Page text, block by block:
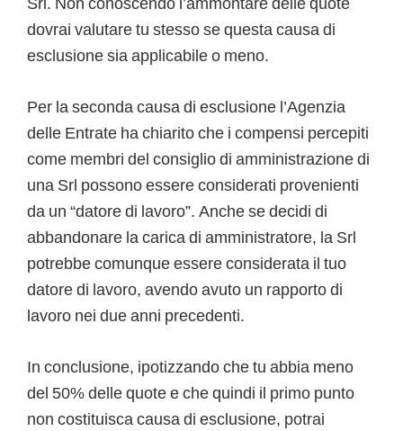
dovrai valutare tu stesso se questa causa di
esclusione sia applicabile o meno.
Per la seconda causa di esclusione l’Agenzia
delle Entrate ha chiarito che i compensi percepiti
come membri del consiglio di amministrazione di
una Srl possono essere considerati provenienti
da un “datore di lavoro”. Anche se decidi di
abbandonare la carica di amministratore, la Srl
potrebbe comunque essere considerata il tuo
datore di lavoro, avendo avuto un rapporto di
lavoro nei due anni precedenti.
In conclusione, ipotizzando che tu abbia meno
del 50% delle quote e che quindi il primo punto
non costituisca causa di esclusione, potrai